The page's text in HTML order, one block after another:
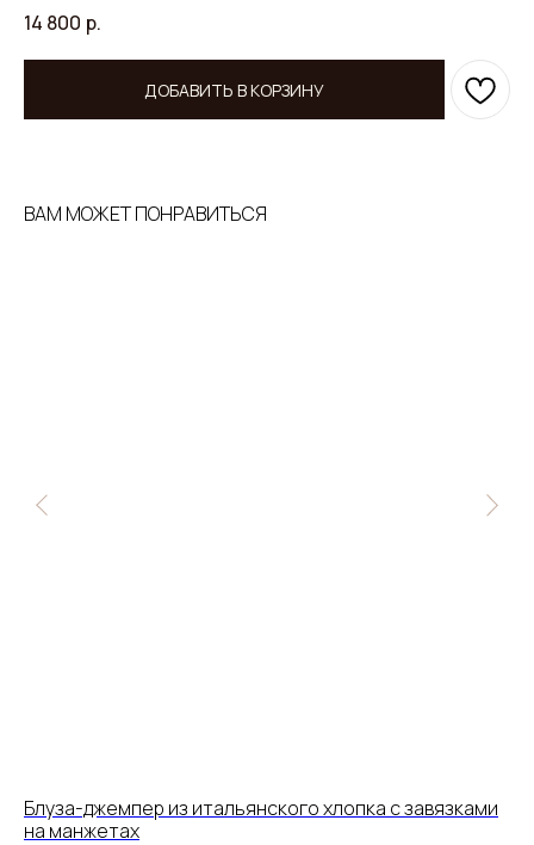
14 800 р.
ДОБАВИТЬ В КОРЗИНУ
ВАМ МОЖЕТ ПОНРАВИТЬСЯ
Блуза-джемпер из итальянского хлопка с завязками
на манжетах